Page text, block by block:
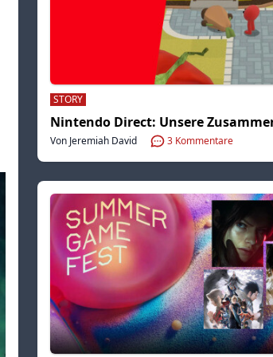
STORY
Nintendo Direct: Unsere
Von Jeremiah David 3 Kommentare